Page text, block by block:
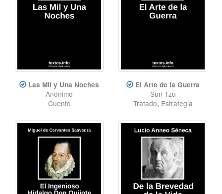
Las Mil y Una Noches
Anónimo
Cuento
El Arte de la Guerra
Sun Tzu
Tratado, Estrategia